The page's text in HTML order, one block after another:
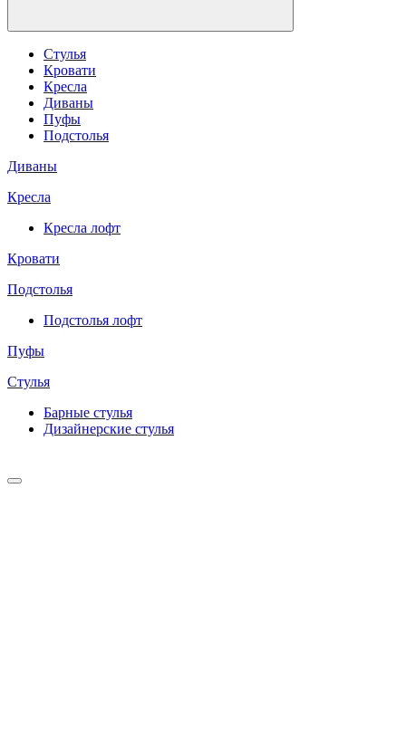
Стулья
Кровати
Кресла
Диваны
Пуфы
Подстолья
Диваны
Кресла
Кресла лофт
Кровати
Подстолья
Подстолья лофт
Пуфы
Стулья
Барные cтулья
Дизайнерские cтулья